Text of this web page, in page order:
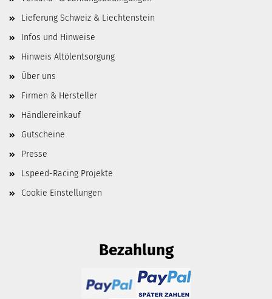
Lieferung Schweiz & Liechtenstein
Infos und Hinweise
Hinweis Altölentsorgung
Über uns
Firmen & Hersteller
Händlereinkauf
Gutscheine
Presse
Lspeed-Racing Projekte
Cookie Einstellungen
Bezahlung